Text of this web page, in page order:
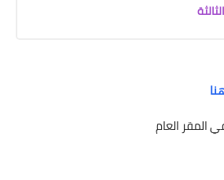
المقر العام